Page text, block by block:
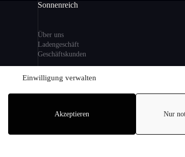
Einwilligung verwalten
Akzeptieren Nur
Sonnenreich
Über uns
Ladengeschäft
Geschäftskunden
Information
Sitemap